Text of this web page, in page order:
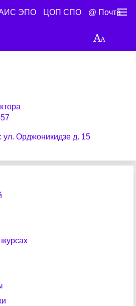
ЭПО ЦОП СПО @ Почта
ул. Орджоникидзе д. 15